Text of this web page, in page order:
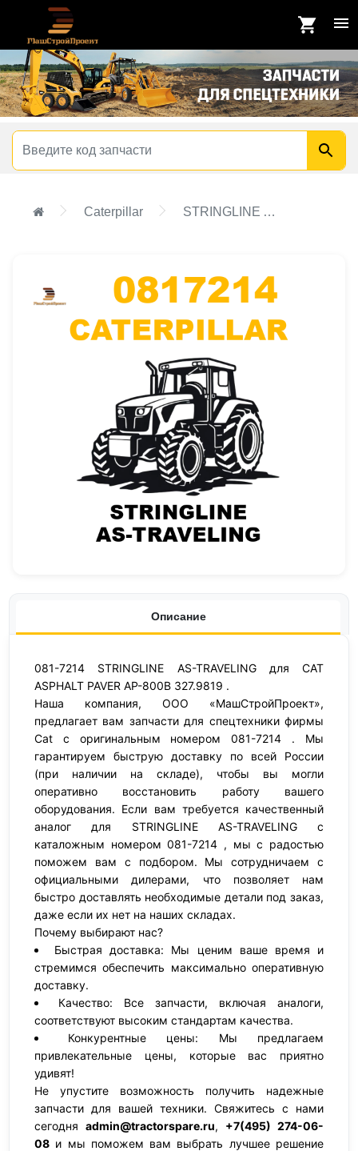
Caterpillar STRINGLINE AS-TRAVELING
Описание
081-7214 STRINGLINE AS-TRAVELING для CAT
ASPHALT PAVER AP-800B 327.9819 .
Наша компания, ООО «МашСтройПроект»,
предлагает вам запчасти для спецтехники фирмы
Cat с оригинальным номером 081-7214 . Мы
гарантируем быструю доставку по всей России
(при наличии на складе), чтобы вы могли
оперативно восстановить работу вашего
оборудования. Если вам требуется качественный
аналог для STRINGLINE AS-TRAVELING с
каталожным номером 081-7214 , мы с радостью
поможем вам с подбором. Мы сотрудничаем с
официальными дилерами, что позволяет нам
быстро доставлять необходимые детали под заказ,
даже если их нет на наших складах.
Почему выбирают нас?
Быстрая доставка: Мы ценим ваше время и
стремимся обеспечить максимально оперативную
доставку.
Качество: Все запчасти, включая аналоги,
соответствуют высоким стандартам качества.
Конкурентные цены: Мы предлагаем
привлекательные цены, которые вас приятно
удивят!
Не упустите возможность получить надежные
запчасти для вашей техники. Свяжитесь с нами
сегодня admin@tractorspare.ru, +7(495) 274-06-
08 и мы поможем вам выбрать лучшее решение